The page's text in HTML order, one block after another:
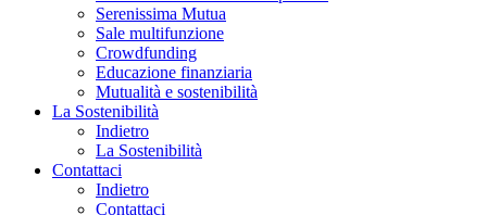
Serenissima Mutua
Sale multifunzione
Crowdfunding
Educazione finanziaria
Mutualità e sostenibilità
La Sostenibilità
Indietro
La Sostenibilità
Contattaci
Indietro
Contattaci